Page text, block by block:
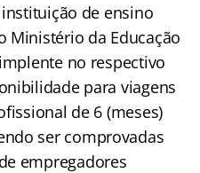
de ensino
Ministério da Educação
no respectivo
para viagens
de 6 (meses)
ser comprovadas
empregadores